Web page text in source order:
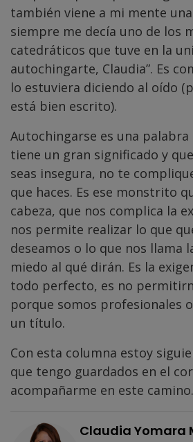
también viene a mi mente
siempre me decía uno de los
catedráticos que tuve en la
autochingarte, Claudia”. Es
lo estuviera diciendo al oído
está bien escrito).
Autochingarse es una
tiene un gran significado y
seas insegura, no te
que haces. Es ese monstrito
cabeza, que nos complica la
nos permite realizar lo que
deseamos o lo que nos llama
miedo al qué dirán. Es la
todo perfecto, es no
porque somos profesionales
un título.
Con esta columna estoy
que tengo guardados en el
acompañarme en este camino.
Claudia Yomara